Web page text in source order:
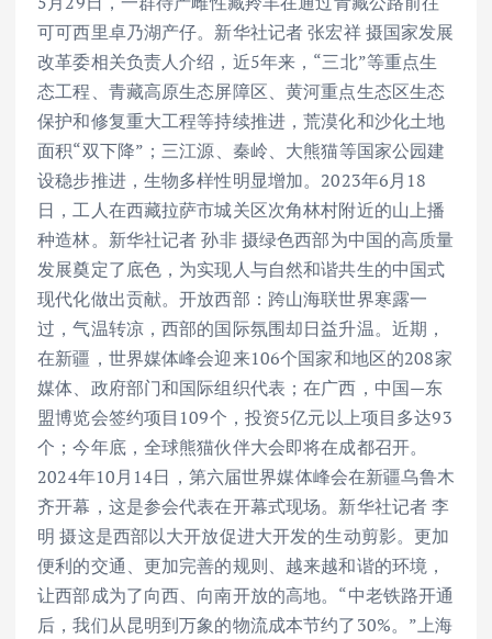
可可西里卓乃湖产仔。新华社记者 张宏祥 摄国家发展
改革委相关负责人介绍，近5年来，“三北”等重点生
态工程、青藏高原生态屏障区、黄河重点生态区生态
保护和修复重大工程等持续推进，荒漠化和沙化土地
面积“双下降”；三江源、秦岭、大熊猫等国家公园建
设稳步推进，生物多样性明显增加。2023年6月18
日，工人在西藏拉萨市城关区次角林村附近的山上播
种造林。新华社记者 孙非 摄绿色西部为中国的高质量
发展奠定了底色，为实现人与自然和谐共生的中国式
现代化做出贡献。开放西部：跨山海联世界寒露一
过，气温转凉，西部的国际氛围却日益升温。近期，
在新疆，世界媒体峰会迎来106个国家和地区的208家
媒体、政府部门和国际组织代表；在广西，中国—东
盟博览会签约项目109个，投资5亿元以上项目多达93
个；今年底，全球熊猫伙伴大会即将在成都召开。
2024年10月14日，第六届世界媒体峰会在新疆乌鲁木
齐开幕，这是参会代表在开幕式现场。新华社记者 李
明 摄这是西部以大开放促进大开发的生动剪影。更加
便利的交通、更加完善的规则、越来越和谐的环境，
让西部成为了向西、向南开放的高地。“中老铁路开通
后，我们从昆明到万象的物流成本节约了30%。”上海